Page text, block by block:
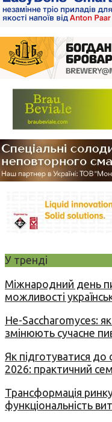
У тренді
Міжнародний день
можливості
Не-Saccharomyces:
змінюють сучасне
Як підготуватися
2026: практичний
Трансформація
функціональність